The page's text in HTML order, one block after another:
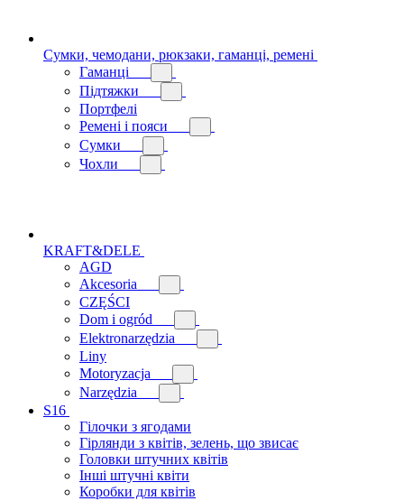
Сумки, чемодани, рюкзаки, гаманці, ремені
Гаманці
Підтяжки
Портфелі
Ремені і пояси
Сумки
Чохли
KRAFT&DELE
AGD
Akcesoria
CZĘŚCI
Dom i ogród
Elektronarzędzia
Liny
Motoryzacja
Narzędzia
S16
Гілочки з ягодами
Гірлянди з квітів, зелень, що звисає
Головки штучних квітів
Інші штучні квіти
Коробки для квітів